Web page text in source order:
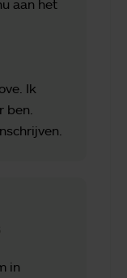
aan het
Ik
ben.
in